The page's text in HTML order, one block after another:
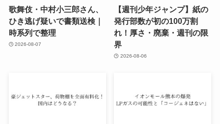
歌舞伎・中村小三郎さん、
ひき逃げ疑いで書類送検｜
時系列で整理
2026-08-07
【週刊少年ジャンプ】紙の
発行部数が初の100万割
れ！厚さ・廃棄・週刊の限
界
2026-08-06